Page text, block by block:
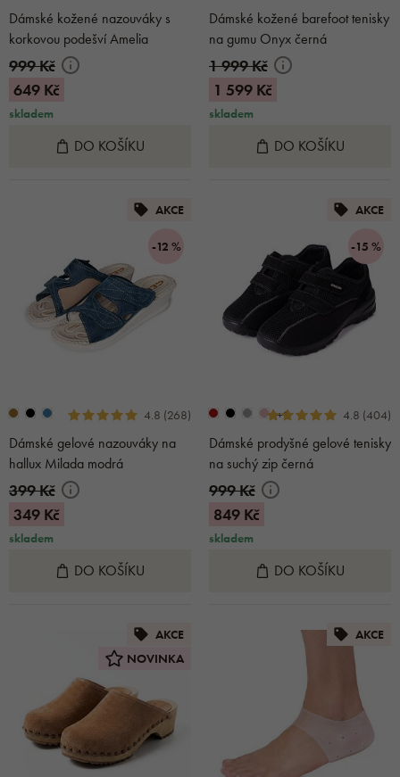
Dámské kožené nazouváky s
korkovou podešví Amelia
999 Kč
649 Kč
skladem
DO KOŠÍKU
Dámské kožené barefoot tenisky
na gumu Onyx černá
1 999 Kč
1 599 Kč
skladem
DO KOŠÍKU
AKCE
-12 %
4.8 (268)
Dámské gelové nazouváky na
hallux Milada modrá
399 Kč
349 Kč
skladem
DO KOŠÍKU
AKCE
-15 %
+2 4.8 (404)
Dámské prodyšné gelové tenisky
na suchý zip černá
999 Kč
849 Kč
skladem
DO KOŠÍKU
AKCE
NOVINKA
AKCE